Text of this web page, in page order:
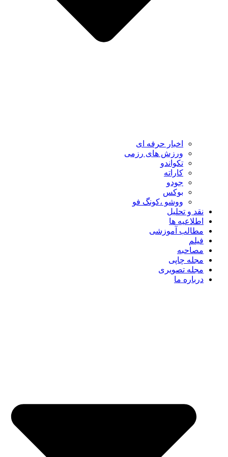
اخبار حرفه ای
ورزش های رزمی
تکواندو
کاراته
جودو
بوکس
ووشو ،کونگ فو
نقد و تحلیل
اطلاعیه ها
مطالب آموزشی
فیلم
مصاحبه
مجله چاپی
مجله تصویری
درباره ما